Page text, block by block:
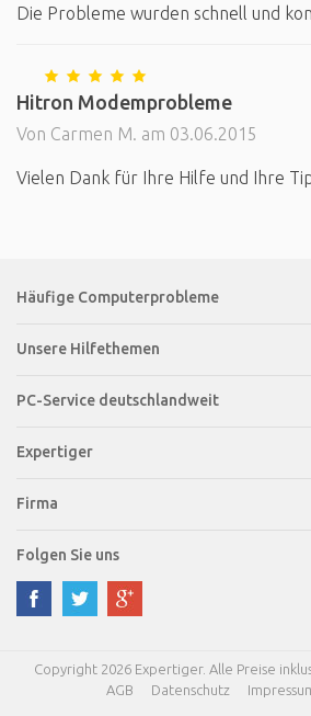
Die Probleme wurden schnell und
Hitron Modemprobleme
Von Carmen M. am 03.06.2015
Vielen Dank für Ihre Hilfe und Ihre
Häufige Computerprobleme
Unsere Hilfethemen
PC-Service deutschlandweit
Expertiger
Firma
Folgen Sie uns
Copyright 2026 Expertiger. Alle Preise
AGB
Datenschutz